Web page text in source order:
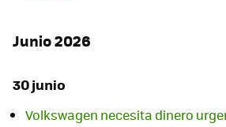
Junio 2026
30 junio
Volkswagen necesita dinero